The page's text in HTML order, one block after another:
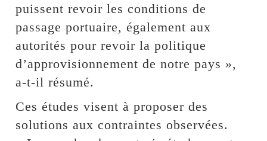
puissent revoir les conditions de
passage portuaire, également aux
autorités pour revoir la politique
d’approvisionnement de notre pays »,
a-t-il résumé.
Ces études visent à proposer des
solutions aux contraintes observées.